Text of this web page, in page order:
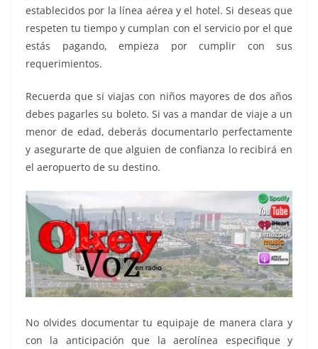
establecidos por la línea aérea y el hotel. Si deseas que
respeten tu tiempo y cumplan con el servicio por el que
estás pagando, empieza por cumplir con sus
requerimientos.
Recuerda que si viajas con niños mayores de dos años
debes pagarles su boleto. Si vas a mandar de viaje a un
menor de edad, deberás documentarlo perfectamente
y asegurarte de que alguien de confianza lo recibirá en
el aeropuerto de su destino.
No olvides documentar tu equipaje de manera clara y
con la anticipación que la aerolínea especifique y